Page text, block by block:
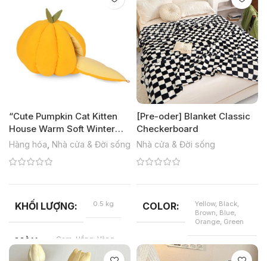
“Cute Pumpkin Cat Kitten
House Warm Soft Winter
Cotton Pet Dog Cat Bed
functional Nest For Small
Hàng hóa Nhà cửa & Đời sống
KHỐI LƯỢNG 0.5 kg
MÀU Cam, Hồng, Vàng
[Pre-oder] Blanket Classic
Checkerboard
Nhà cửa & Đời sống
COLOR
Yellow, Black,
Brown, Blue,
Orange, Green